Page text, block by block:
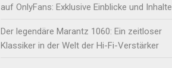
auf OnlyFans: Exklusive Einblicke und Inhalte
Der legendäre Marantz 1060: Ein zeitloser
Klassiker in der Welt der Hi-Fi-Verstärker